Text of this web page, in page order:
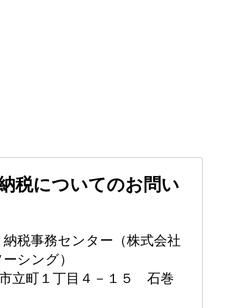
税についてのお問い
税事務センター（株式会社
シング）
立町１丁目４－１５ 石巻